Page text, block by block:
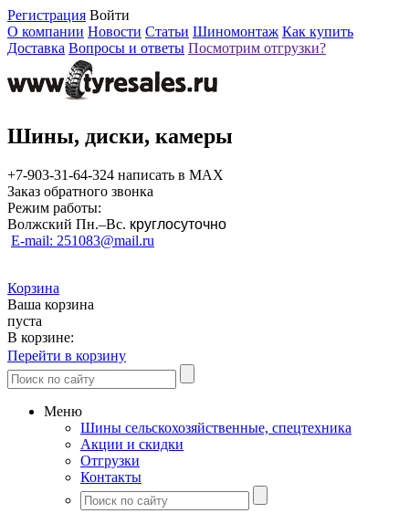
Регистрация Войти
О компании Новости Статьи Шиномонтаж Как купить
Доставка Вопросы и ответы Посмотрим отгрузки?
Шины, диски, камеры
+7-903-31-64-324 написать в MAX
Заказ обратного звонка
Режим работы:
Волжский Пн.–Вс. круглосуточно
E-mail: 251083@mail.ru
Корзина
Ваша корзина
пуста
В корзине:
Перейти в корзину
Меню
Шины сельскохозяйственные, спецтехника
Акции и скидки
Отгрузки
Контакты